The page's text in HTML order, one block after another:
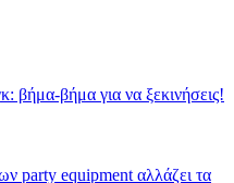
βήμα-βήμα για να ξεκινήσεις!
party equipment αλλάζει τα